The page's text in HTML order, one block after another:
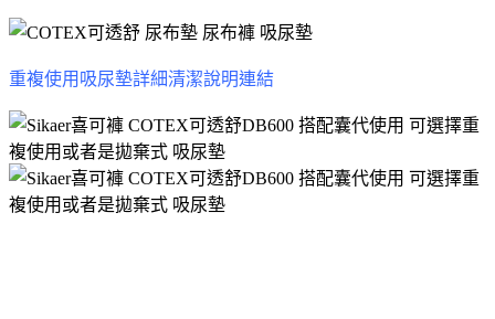
重複使用吸尿墊詳細清潔說明連結